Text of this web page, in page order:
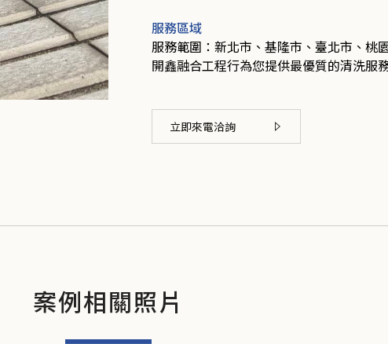
服務區域
服務範圍：新北市、基隆市、臺北市、桃
開鑫融合工程行為您提供最優質的清洗服
立即來電洽詢
案例相關照片